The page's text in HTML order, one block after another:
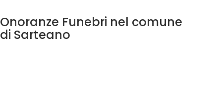
Onoranze Funebri nel comune
di Sarteano